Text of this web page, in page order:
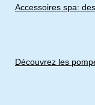
Accessoires spa:
Découvrez les